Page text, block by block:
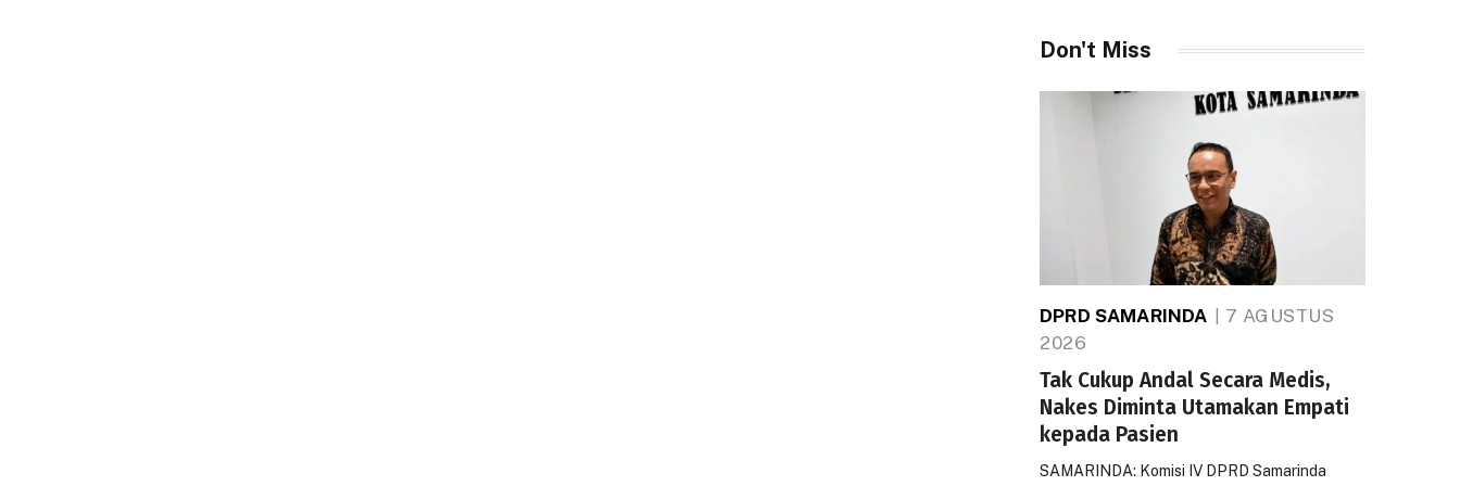
Don't Miss
DPRD SAMARINDA
7 AGUSTUS
2026
Tak Cukup Andal Secara Medis,
Nakes Diminta Utamakan Empati
kepada Pasien
SAMARINDA: Komisi IV DPRD Samarinda